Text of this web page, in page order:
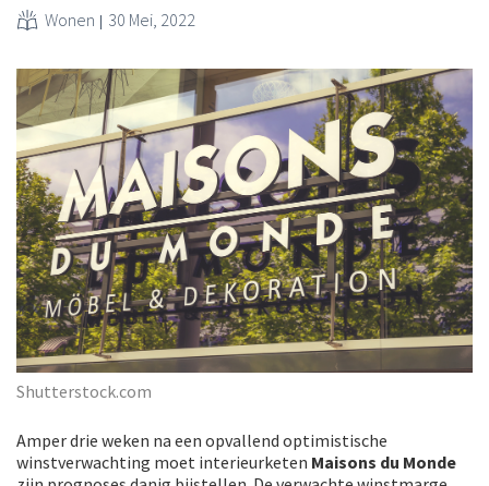
Wonen 30 Mei, 2022
Shutterstock.com
Amper drie weken na een opvallend optimistische
winstverwachting moet interieurketen Maisons du Monde